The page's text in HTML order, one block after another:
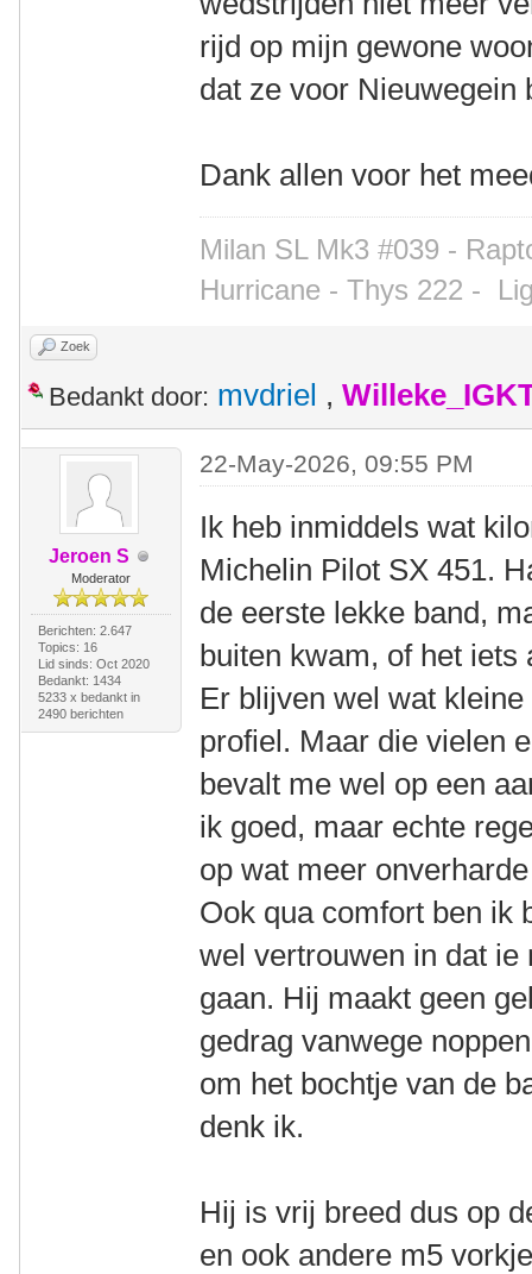
rijd op mijn gewone
dat ze voor Nieuwegein
Dank allen voor het
Milan SL Mk3 #039 -
Hurricane - Thys 222 -
Zoek
Bedankt door: mvdriel ,
Jeroen S
Moderator
Berichten: 2.647
Topics: 16
Lid sinds: Oct 2020
Bedankt: 1434
5233 x bedankt in
2490 berichten
22-May-2026, 09:55 PM
Ik heb inmiddels wat
Michelin Pilot SX 451.
de eerste lekke band,
buiten kwam, of het iets
Er blijven wel wat
profiel. Maar die vielen
bevalt me wel op een
ik goed, maar echte
op wat meer
Ook qua comfort ben ik
wel vertrouwen in dat
gaan. Hij maakt geen
gedrag vanwege
om het bochtje van de
denk ik.
Hij is vrij breed dus op
en ook andere m5